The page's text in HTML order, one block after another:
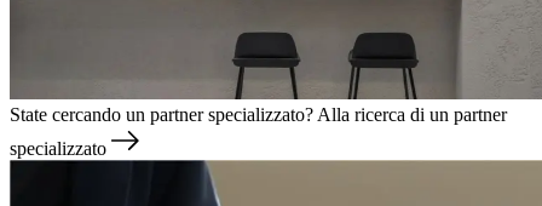
State cercando un partner specializzato? Alla ricerca di un partner
specializzato